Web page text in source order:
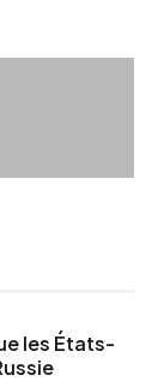
les États-